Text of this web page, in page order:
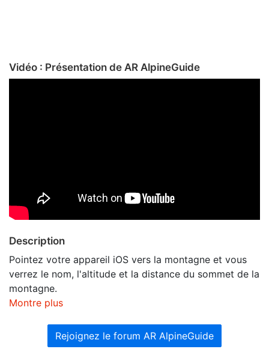
Vidéo : Présentation de AR AlpineGuide
Description
Pointez votre appareil iOS vers la montagne et vous
verrez le nom, l'altitude et la distance du sommet de la
montagne.
Montre plus
Rejoignez le forum AR AlpineGuide